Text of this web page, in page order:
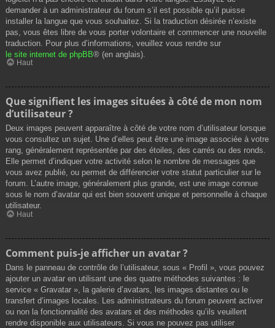
demander à un administrateur du forum s’il est possible qu’il puisse
installer la langue que vous souhaitez. Si la traduction désirée n’existe
pas, vous êtes libre de vous porter volontaire et commencer une nouvelle
traduction. Pour plus d’informations, veuillez vous rendre sur
le site internet de phpBB® (en anglais).
Haut
Que signifient les images situées à côté de mon nom
d’utilisateur ?
Deux images peuvent apparaître à côté de votre nom d’utilisateur lorsque
vous consultez un sujet. Une d’elles peut être une image associée à votre
rang, généralement représentée par des étoiles, des carrés ou des ronds.
Elle permet d’indiquer votre activité selon le nombre de messages que
vous avez publié, ou permet de différencier votre statut particulier sur le
forum. L’autre image, généralement plus grande, est une image connue
sous le nom d’avatar qui est bien souvent unique et personnelle à chaque
utilisateur.
Haut
Comment puis-je afficher un avatar ?
Dans le panneau de contrôle de l’utilisateur, sous « Profil », vous pouvez
ajouter un avatar en utilisant une des quatre méthodes suivantes : le
service « Gravatar », la galerie d’avatars, les images distantes ou le
transfert d’images locales. Les administrateurs du forum peuvent activer
ou non la fonctionnalité des avatars et des méthodes qu’ils veuillent
rendre disponible aux utilisateurs. Si vous ne pouvez pas utiliser